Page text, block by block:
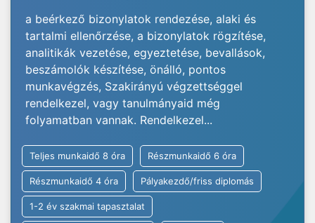
a beérkező bizonylatok rendezése, alaki és
tartalmi ellenőrzése, a bizonylatok rögzítése,
analitikák vezetése, egyeztetése, bevallások,
beszámolók készítése, önálló, pontos
munkavégzés, Szakirányú végzettséggel
rendelkezel, vagy tanulmányaid még
folyamatban vannak. Rendelkezel...
Teljes munkaidő 8 óra Részmunkaidő 6 óra
Részmunkaidő 4 óra Pályakezdő/friss diplomás
1-2 év szakmai tapasztalat